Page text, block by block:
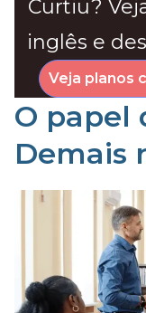
Curtiu?
inglês e
Veja planos
O papel
Demais